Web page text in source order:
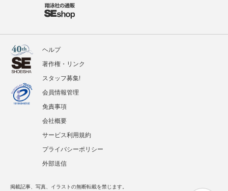
ヘルプ
著作権・リンク
スタッフ募集!
会員情報管理
免責事項
会社概要
サービス利用規約
プライバシーポリシー
外部送信
掲載記事、写真、イラストの無断転載を禁じます。